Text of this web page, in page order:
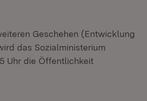
Geschehen (Entwicklung
das Sozialministerium
Uhr die Öffentlichkeit